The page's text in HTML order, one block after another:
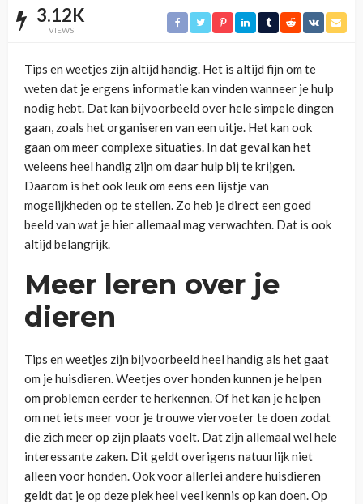
3.12K
VIEWS
Tips en weetjes zijn altijd handig. Het is altijd fijn om te
weten dat je ergens informatie kan vinden wanneer je hulp
nodig hebt. Dat kan bijvoorbeeld over hele simpele dingen
gaan, zoals het organiseren van een uitje. Het kan ook
gaan om meer complexe situaties. In dat geval kan het
weleens heel handig zijn om daar hulp bij te krijgen.
Daarom is het ook leuk om eens een lijstje van
mogelijkheden op te stellen. Zo heb je direct een goed
beeld van wat je hier allemaal mag verwachten. Dat is ook
altijd belangrijk.
Meer leren over je
dieren
Tips en weetjes zijn bijvoorbeeld heel handig als het gaat
om je huisdieren. Weetjes over honden kunnen je helpen
om problemen eerder te herkennen. Of het kan je helpen
om net iets meer voor je trouwe viervoeter te doen zodat
die zich meer op zijn plaats voelt. Dat zijn allemaal wel hele
interessante zaken. Dit geldt overigens natuurlijk niet
alleen voor honden. Ook voor allerlei andere huisdieren
geldt dat je op deze plek heel veel kennis op kan doen. Op